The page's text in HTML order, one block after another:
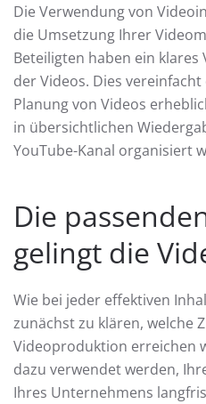
Die Verwendung von
die Umsetzung Ihrer
Beteiligten haben ein
der Videos. Dies
Planung von Videos
in übersichtlichen
YouTube-Kanal organisiert
Die
gelingt die
Wie bei jeder effektiven
zunächst zu klären, welche
Videoproduktion erreichen
dazu verwendet werden,
Ihres Unternehmens